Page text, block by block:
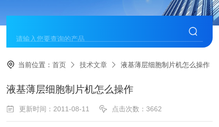
当前位置：首页 技术文章 液基薄层细胞制片机怎么操作
液基薄层细胞制片机怎么操作
更新时间：2011-08-11 点击次数：3662